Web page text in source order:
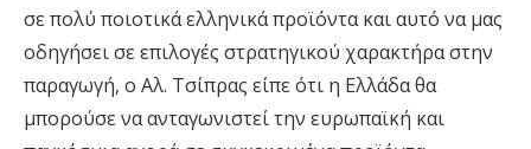
σε πολύ ποιοτικά ελληνικά προϊόντα και αυτό να μας
οδηγήσει σε επιλογές στρατηγικού χαρακτήρα στην
παραγωγή, ο Αλ. Τσίπρας είπε ότι η Ελλάδα θα
μπορούσε να ανταγωνιστεί την ευρωπαϊκή και